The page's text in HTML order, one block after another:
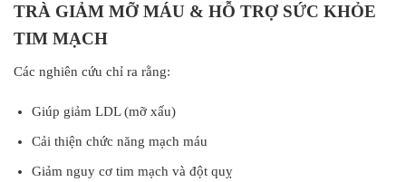
TRÀ GIẢM MỠ MÁU & HỖ TRỢ SỨC KHỎE
TIM MẠCH
Các nghiên cứu chỉ ra rằng:
Giúp giảm LDL (mỡ xấu)
Cải thiện chức năng mạch máu
Giảm nguy cơ tim mạch và đột quỵ